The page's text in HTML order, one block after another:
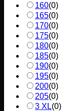
160(0)
165(0)
170(0)
175(0)
180(0)
185(0)
190(0)
195(0)
200(0)
205(0)
3 XL(0)